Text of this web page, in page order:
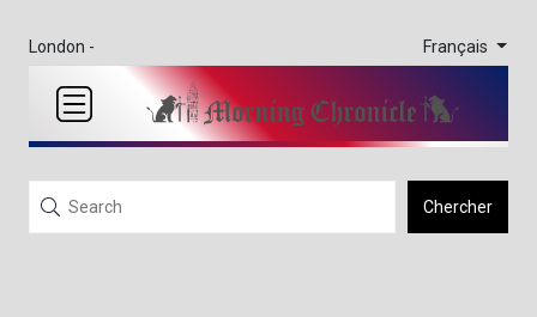
London - Français
Chercher